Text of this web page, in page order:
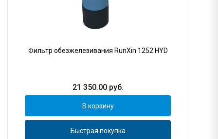
Фильтр обезжелезивания RunXin 1252 HYD
21 350.00руб.
В корзину
Быстрая покупка